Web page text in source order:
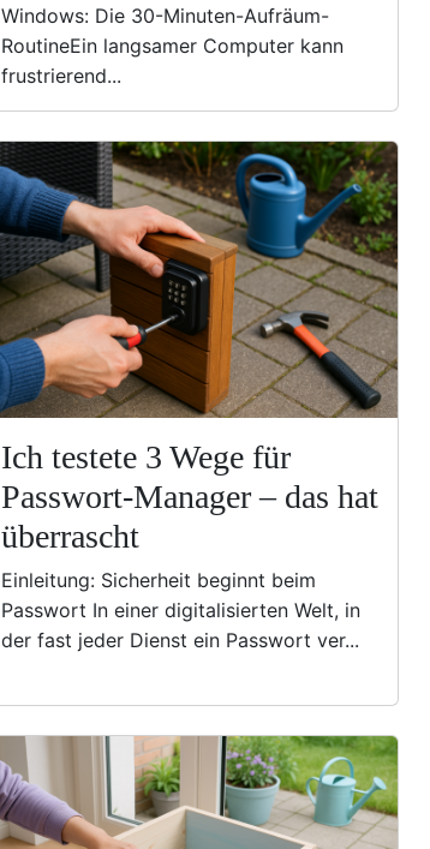
Windows: Die 30-Minuten-Aufräum-
RoutineEin langsamer Computer kann
frustrierend...
Ich testete 3 Wege für
Passwort-Manager – das hat
überrascht
Einleitung: Sicherheit beginnt beim
Passwort In einer digitalisierten Welt, in
der fast jeder Dienst ein Passwort ver...